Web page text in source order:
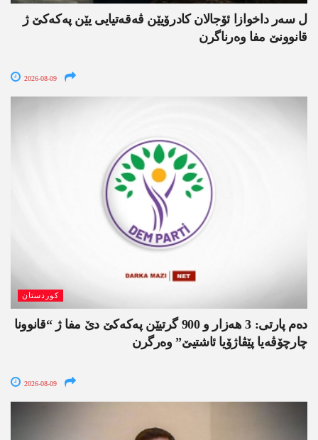
ل سەر داخوازا ئۆجالان کادرۆیێن ڤەقەتیایی یێن پەکەکێ ژ
قانوونێ مفا وەرناگرن
2026-08-09
کوردستان
دەم پارتی: 3 ھەزار و 900 گرتیێن پەکەکێ دێ مفا ژ “قانوونا
چارچۆڤەیا پێڤاژۆیا ئاشتیێ” وەرگرن
2026-08-09